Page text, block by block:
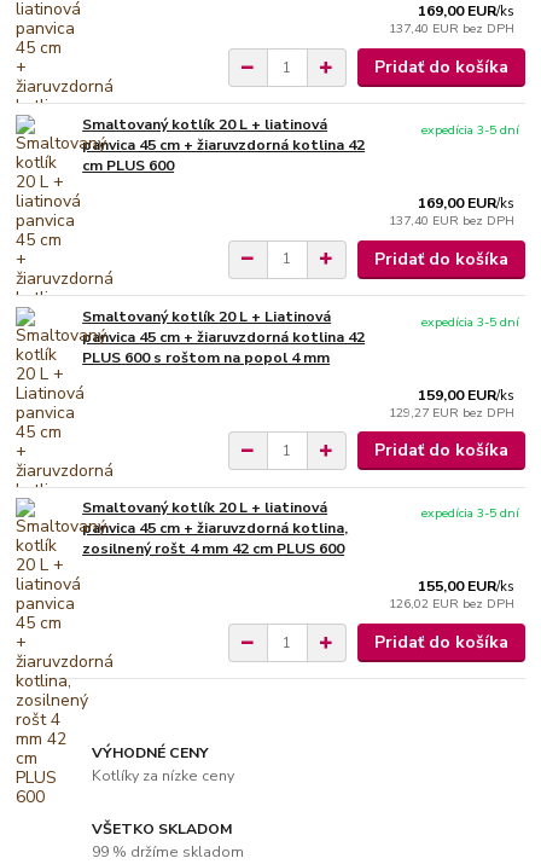
169,00 EUR/ks
137,40 EUR bez DPH
Pridať do košíka
Smaltovaný kotlík 20 L + liatinová
panvica 45 cm + žiaruvzdorná kotlina 42
cm PLUS 600
169,00 EUR/ks
137,40 EUR bez DPH
expedícia 3-5 dní
Pridať do košíka
Smaltovaný kotlík 20 L + Liatinová
panvica 45 cm + žiaruvzdorná kotlina 42
PLUS 600 s roštom na popol 4 mm
159,00 EUR/ks
129,27 EUR bez DPH
expedícia 3-5 dní
Pridať do košíka
Smaltovaný kotlík 20 L + liatinová
panvica 45 cm + žiaruvzdorná kotlina,
zosilnený rošt 4 mm 42 cm PLUS 600
155,00 EUR/ks
126,02 EUR bez DPH
expedícia 3-5 dní
Pridať do košíka
VÝHODNÉ CENY
Kotlíky za nízke ceny
VŠETKO SKLADOM
99 % držíme skladom